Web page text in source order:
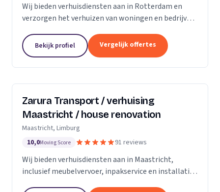
Wij bieden verhuisdiensten aan in Rotterdam en
verzorgen het verhuizen van woningen en bedrijven
Bekijk profiel Vergelijk offertes
Zarura Transport / verhuising
Maastricht / house renovation
Maastricht, Limburg
10,0Moving Score 91 reviews
Wij bieden verhuisdiensten aan in Maastricht,
inclusief meubelvervoer, inpakservice en installatie